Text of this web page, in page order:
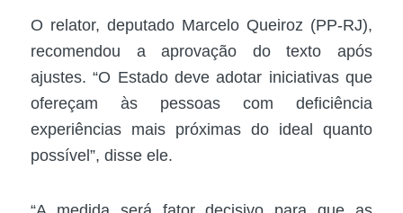
O relator, deputado Marcelo Queiroz (PP-RJ),
recomendou a aprovação do texto após
ajustes. “O Estado deve adotar iniciativas que
ofereçam às pessoas com deficiência
experiências mais próximas do ideal quanto
possível”, disse ele.